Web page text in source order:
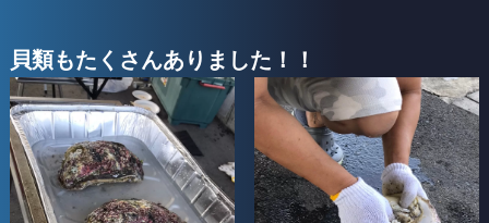
貝類もたくさんありました！！